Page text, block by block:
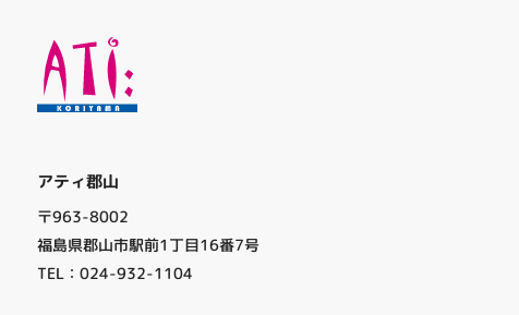
アティ郡山
〒963-8002
福島県郡山市駅前1丁目16番7号
TEL：024-932-1104